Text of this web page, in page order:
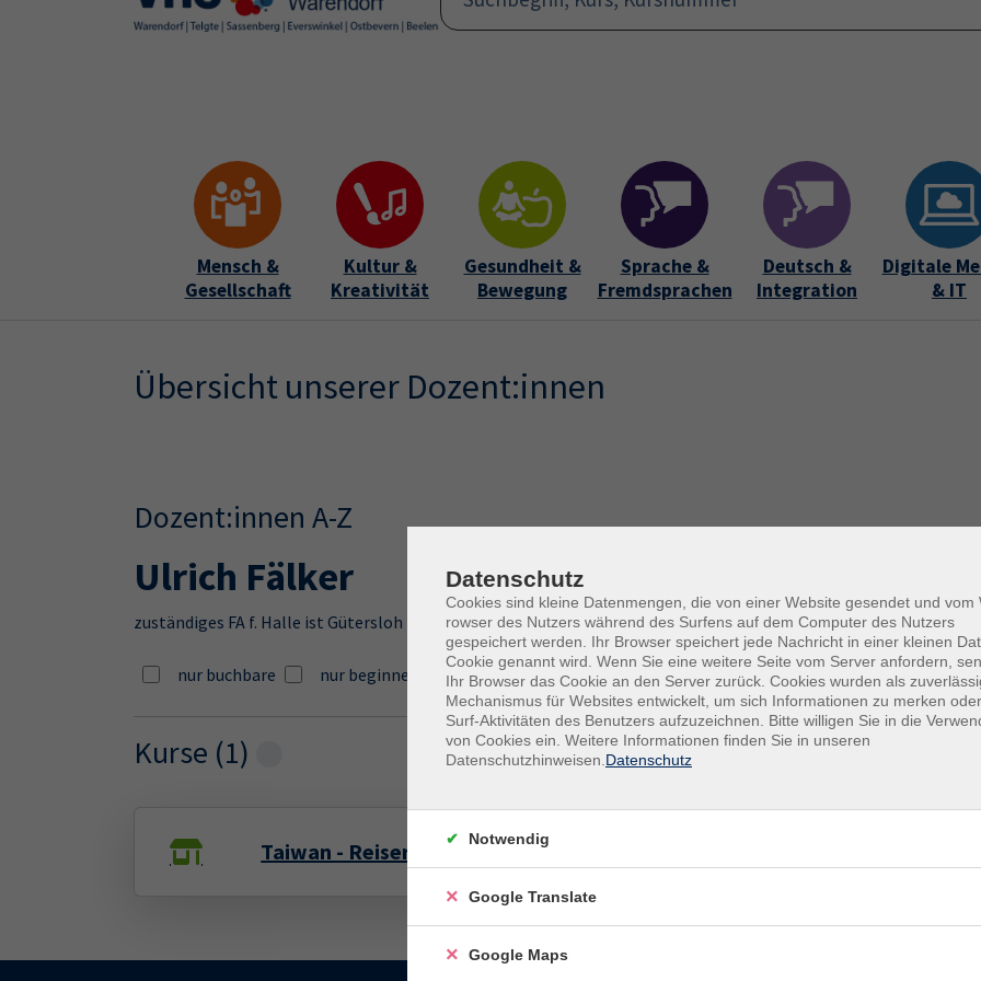
Skip to main content
Skip to page footer
Mensch &
Gesellschaft
Kultur &
Kreativität
Gesundheit &
Bewegung
Sprache &
Fremdsprachen
Deutsch &
Integration
Digitale
& IT
Übersicht unserer Dozent:innen
Dozent:innen A-Z
Ulrich Fälker
zuständiges FA f. Halle ist Gütersloh
nur buchbare nur beginnende
Kurse (1)
Taiwan - Reisereportage mit Ulrich Fälker
Datenschutz
Cookies sind kleine Datenmengen, die von einer Website gesendet und vom
rowser des Nutzers während des Surfens auf dem Computer des Nutzers
gespeichert werden. Ihr Browser speichert jede Nachricht in einer kleinen
Cookie genannt wird. Wenn Sie eine weitere Seite vom Server anfordern,
Ihr Browser das Cookie an den Server zurück. Cookies wurden als
Mechanismus für Websites entwickelt, um sich Informationen zu merken
Surf-Aktivitäten des Benutzers aufzuzeichnen. Bitte willigen Sie in die
von Cookies ein. Weitere Informationen finden Sie in unseren
Datenschutzhinweisen. Datenschutz
Notwendig
Google Translate
Google Maps